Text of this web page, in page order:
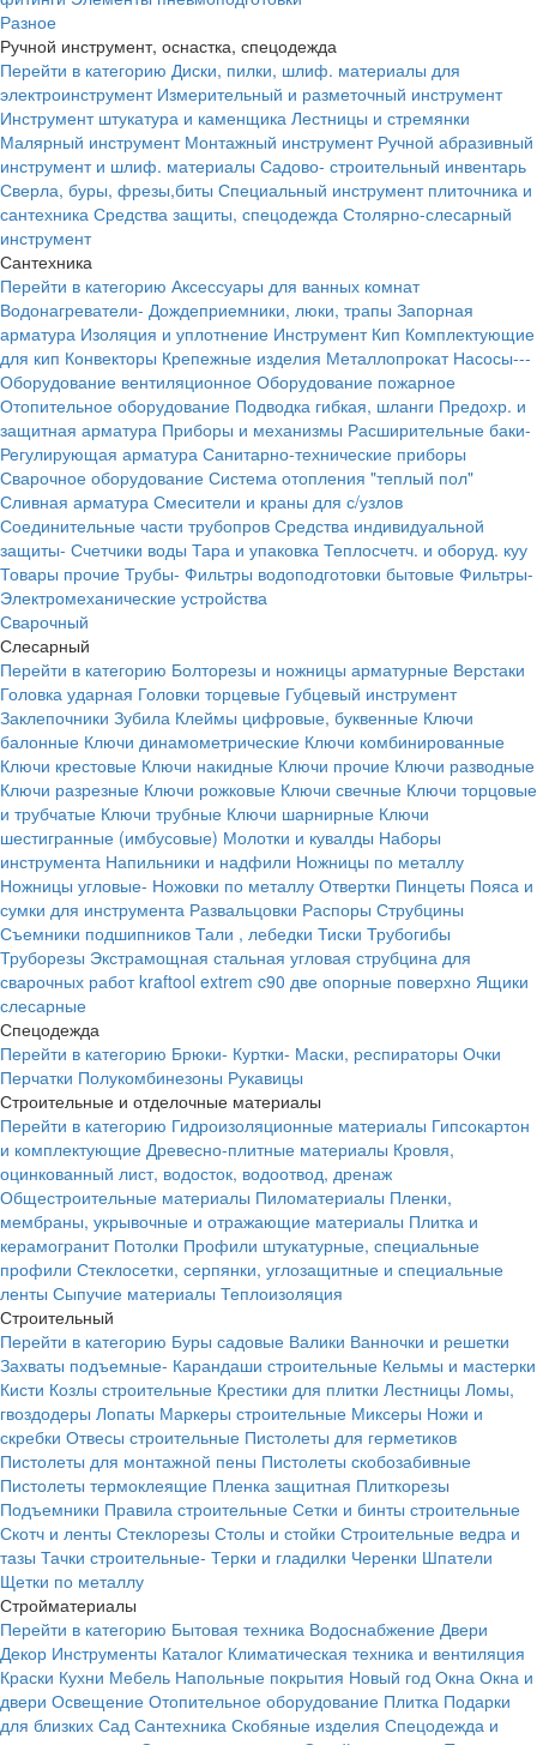
Разное
Ручной инструмент, оснастка, спецодежда
Перейти в категорию Диски, пилки, шлиф. материалы для
электроинструмент Измерительный и разметочный инструмент
Инструмент штукатура и каменщика Лестницы и стремянки
Малярный инструмент Монтажный инструмент Ручной абразивный
инструмент и шлиф. материалы Садово- строительный инвентарь
Сверла, буры, фрезы,биты Специальный инструмент плиточника и
сантехника Средства защиты, спецодежда Столярно-слесарный
инструмент
Сантехника
Перейти в категорию Аксессуары для ванных комнат
Водонагреватели- Дождеприемники, люки, трапы Запорная
арматура Изоляция и уплотнение Инструмент Кип Комплектующие
для кип Конвекторы Крепежные изделия Металлопрокат Насосы---
Оборудование вентиляционное Оборудование пожарное
Отопительное оборудование Подводка гибкая, шланги Предохр. и
защитная арматура Приборы и механизмы Расширительные баки-
Регулирующая арматура Санитарно-технические приборы
Сварочное оборудование Система отопления "теплый пол"
Сливная арматура Смесители и краны для с/узлов
Соединительные части трубопров Средства индивидуальной
защиты- Счетчики воды Тара и упаковка Теплосчетч. и оборуд. куу
Товары прочие Трубы- Фильтры водоподготовки бытовые Фильтры-
Электромеханические устройства
Сварочный
Слесарный
Перейти в категорию Болторезы и ножницы арматурные Верстаки
Головка ударная Головки торцевые Губцевый инструмент
Заклепочники Зубила Клеймы цифровые, буквенные Ключи
балонные Ключи динамометрические Ключи комбинированные
Ключи крестовые Ключи накидные Ключи прочие Ключи разводные
Ключи разрезные Ключи рожковые Ключи свечные Ключи торцовые
и трубчатые Ключи трубные Ключи шарнирные Ключи
шестигранные (имбусовые) Молотки и кувалды Наборы
инструмента Напильники и надфили Ножницы по металлу
Ножницы угловые- Ножовки по металлу Отвертки Пинцеты Пояса и
сумки для инструмента Развальцовки Распоры Струбцины
Съемники подшипников Тали , лебедки Тиски Трубогибы
Труборезы Экстрамощная стальная угловая струбцина для
сварочных работ kraftool extrem c90 две опорные поверхно Ящики
слесарные
Спецодежда
Перейти в категорию Брюки- Куртки- Маски, респираторы Очки
Перчатки Полукомбинезоны Рукавицы
Строительные и отделочные материалы
Перейти в категорию Гидроизоляционные материалы Гипсокартон
и комплектующие Древесно-плитные материалы Кровля,
оцинкованный лист, водосток, водоотвод, дренаж
Общестроительные материалы Пиломатериалы Пленки,
мембраны, укрывочные и отражающие материалы Плитка и
керамогранит Потолки Профили штукатурные, специальные
профили Стеклосетки, серпянки, углозащитные и специальные
ленты Сыпучие материалы Теплоизоляция
Строительный
Перейти в категорию Буры садовые Валики Ванночки и решетки
Захваты подъемные- Карандаши строительные Кельмы и мастерки
Кисти Козлы строительные Крестики для плитки Лестницы Ломы,
гвоздодеры Лопаты Маркеры строительные Миксеры Ножи и
скребки Отвесы строительные Пистолеты для герметиков
Пистолеты для монтажной пены Пистолеты скобозабивные
Пистолеты термоклеящие Пленка защитная Плиткорезы
Подъемники Правила строительные Сетки и бинты строительные
Скотч и ленты Стеклорезы Столы и стойки Строительные ведра и
тазы Тачки строительные- Терки и гладилки Черенки Шпатели
Щетки по металлу
Стройматериалы
Перейти в категорию Бытовая техника Водоснабжение Двери
Декор Инструменты Каталог Климатическая техника и вентиляция
Краски Кухни Мебель Напольные покрытия Новый год Окна Окна и
двери Освещение Отопительное оборудование Плитка Подарки
для близких Сад Сантехника Скобяные изделия Спецодежда и